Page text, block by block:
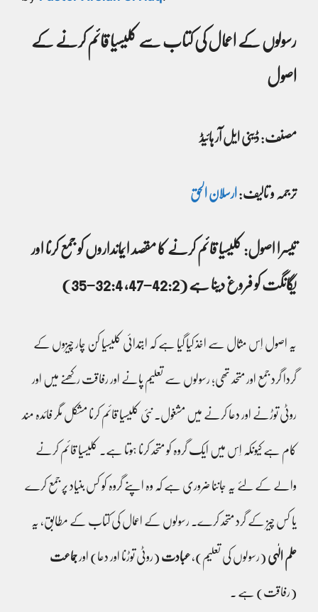
رسولوں کے اعمال کی کتاب سے کلیسیا قائم کرنے کے
اصول
مصنف: ڈینی ایل آر ہائیڈ
ترجمہ و تالیف:ارسلان الحق
تیسرا اصول: کلیسیا قائم کرنے کا مقصد ایمانداروں کو جمع کرنا اور
یگانگت کو فروغ دینا ہے (42:2–47، 32:4–35)
یہ اصول اِس مثال سے اخذ کیا گیا ہے کہ ابتدائی کلیسیا کن چار چیزوں کے
گردا گرد جمع اور متحد تھی؛ رسولوں سے تعلیم پانے اور رفاقت رکھنے میں اور
روٹی توڑنے اور دعا کرنے میں مشغول۔ نئی کلیسیا قائم کرنا مشکل مگر فائدہ مند
کام ہے کیونکہ اِس میں ایک گروہ کو متحد کرنا ہوتا ہے۔ کلیسیا قائم کرنے
والے کے لئے یہ جاننا ضروری ہے کہ وہ اپنے گروہ کو کس بنیاد پر جمع کرے
یا کس چیز کے گرد متحد کرے۔ رسولوں کے اعمال کی کتاب کے مطابق، یہ
علم الٰہی (رسولوں کی تعلیم)،عبادت (روٹی توڑنا اور دعا) اورجماعت
(رفاقت) ہے ۔